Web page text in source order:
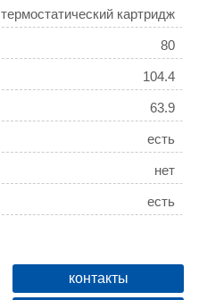
термостатический картридж
80
104.4
63.9
есть
нет
есть
контакты